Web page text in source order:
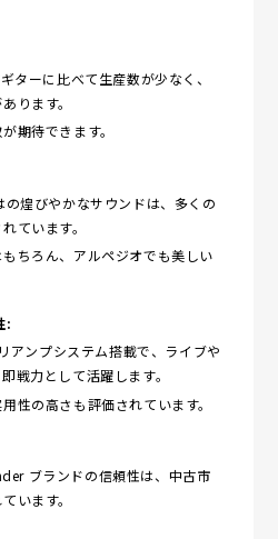
ターに比べて生産数が少なく、
ります。
期待できます。
煌びやかなサウンドは、多くの
ています。
ちろん、アルペジオでも美しい
:
アンプシステム搭載で、ライブや
戦力として活躍します。
性の高さも評価されています。
ブランドの信頼性は、中古市
います。